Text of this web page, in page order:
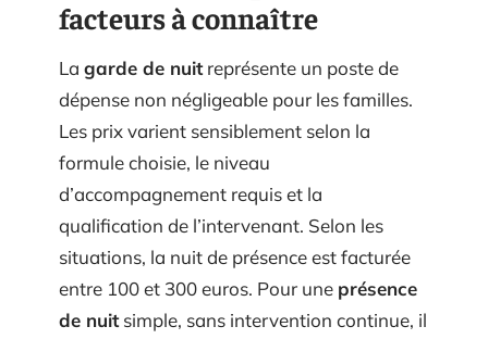
facteurs à connaître
La garde de nuitreprésente un poste de
dépense non négligeable pour les familles.
Les prix varient sensiblement selon la
formule choisie, le niveau
d’accompagnement requis et la
qualification de l’intervenant. Selon les
situations, la nuit de présence est facturée
entre 100 et 300 euros. Pour une présence
de nuitsimple, sans intervention continue, il